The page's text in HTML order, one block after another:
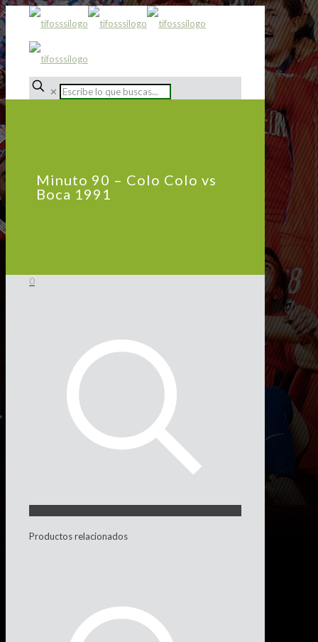
✕
Minuto 90 – Colo Colo vs
Boca 1991
0
Productos relacionados